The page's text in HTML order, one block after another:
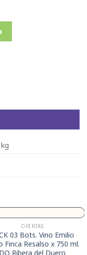
Reserva Malbec
OFERTAS
03 Bots. Vino Emilio
Finca Resalso x 750 ml.
DO Ribera del Duero